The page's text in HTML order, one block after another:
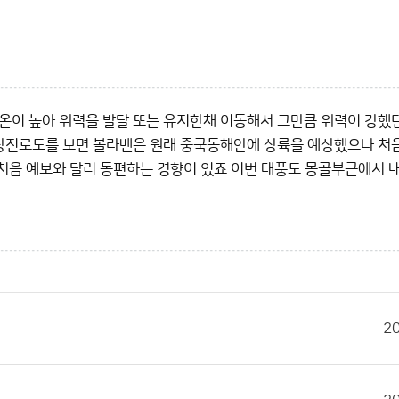
높아 위력을 발달 또는 유지한채 이동해서 그만큼 위력이 강했
로도를 보면 볼라벤은 원래 중국동해안에 상륙을 예상했으나 처
예보와 달리 동편하는 경향이 있죠 이번 태풍도 몽골부근에서